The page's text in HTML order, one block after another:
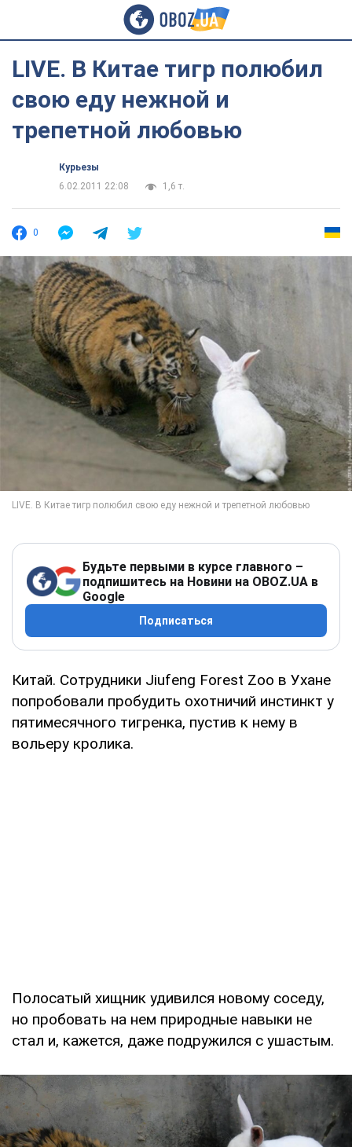
LIVE. В Китае тигр полюбил
свою еду нежной и
трепетной любовью
Курьезы
6.02.2011 22:08
1,6 т.
0
Будьте первыми в курсе главного –
подпишитесь на Новини на OBOZ.UA в
Google
Подписаться
Китай. Сотрудники Jiufeng Forest Zoo в Ухане
попробовали пробудить охотничий инстинкт у
пятимесячного тигренка, пустив к нему в
вольеру кролика.
Полосатый хищник удивился новому соседу,
но пробовать на нем природные навыки не
стал и, кажется, даже подружился с ушастым.